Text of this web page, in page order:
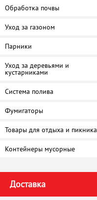
Обработка почвы
Уход за газоном
Парники
Уход за деревьями и
кустарниками
Система полива
Фумигаторы
Товары для отдыха и пикника
Контейнеры мусорные
Доставка